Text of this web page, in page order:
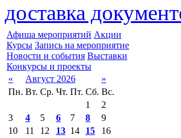
доставка
Афиша мероприятий Акции
Курсы Запись на мероприятие
Новости и события Выставки
Конкурсы и проекты
«
Август 2026
»
Пн. Вт. Ср. Чт. Пт. Сб. Вс.
1
2
3
4 5 6 7 8
9
10
11 12 13 14 15
16